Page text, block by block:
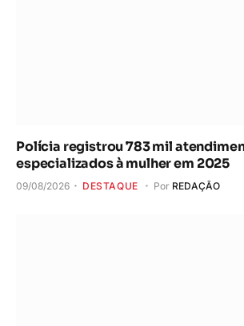
Polícia registrou 783 mil
especializados à mulher em 2025
09/08/2026 DESTAQUE Por REDAÇÃO